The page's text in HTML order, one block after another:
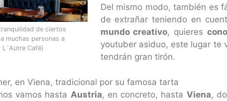
de ciertos
muchas personas a
Café)
Del mismo modo, también es
de extrañar teniendo en
mundo creativo, quieres
youtuber asiduo, este lugar te
tendrán gran tirón.
en Viena, tradicional por su famosa tarta
vamos hasta Austria, en concreto, hasta Viena,